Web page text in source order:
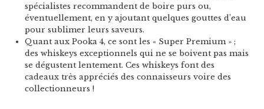
spécialistes recommandent de boire purs ou,
éventuellement, en y ajoutant quelques gouttes d’eau
pour sublimer leurs saveurs.
Quant aux Pooka 4, ce sont les « Super Premium » ;
des whiskeys exceptionnels qui ne se boivent pas mais
se dégustent lentement. Ces whiskeys font des
cadeaux très appréciés des connaisseurs voire des
collectionneurs !